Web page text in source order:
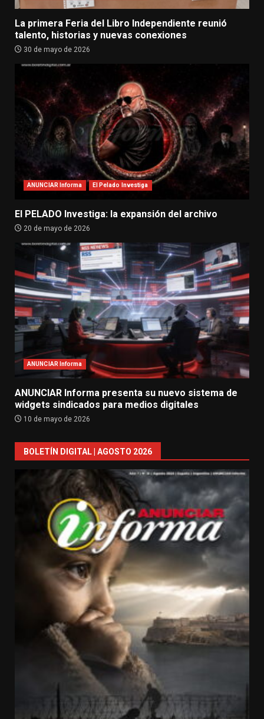
La primera Feria del Libro Independiente reunió
talento, historias y nuevas conexiones
30 de mayo de 2026
ANUNCIAR Informa El Pelado Investiga
El PELADO Investiga: la expansión del archivo
20 de mayo de 2026
ANUNCIAR Informa
ANUNCIAR Informa presenta su nuevo sistema de
widgets sindicados para medios digitales
10 de mayo de 2026
BOLETÍN DIGITAL | AGOSTO 2026